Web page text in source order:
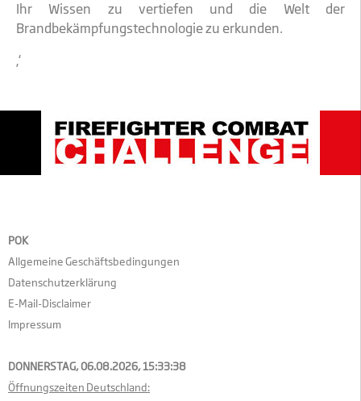
Ihr Wissen zu vertiefen und die Welt der
Brandbekämpfungstechnologie zu erkunden.
‚‘
POK
Allgemeine Geschäftsbedingungen
Datenschutzerklärung
E-Mail-Disclaimer
Impressum
DONNERSTAG, 06.08.2026,15:33:38
Öffnungszeiten Deutschland: